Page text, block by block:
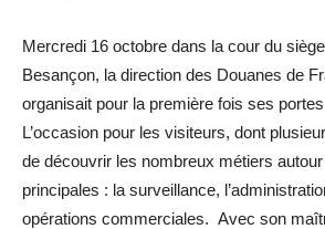
Mercredi 16 octobre dans la cour du
Besançon, la direction des Douanes de
organisait pour la première fois ses
L’occasion pour les visiteurs, dont
de découvrir les nombreux métiers
principales : la surveillance,
opérations commerciales. Avec son